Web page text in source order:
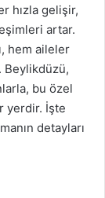
hızla gelişir,
artar.
hem aileler
Beylikdüzü,
bu özel
yerdir. İşte
detayları